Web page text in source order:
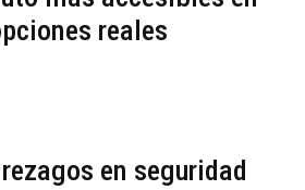
reales
en seguridad